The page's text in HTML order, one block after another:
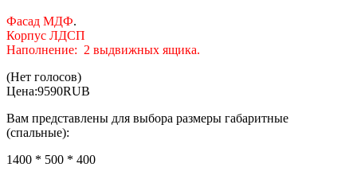
Фасад МДФ.
Корпус ЛДСП
Наполнение: 2 выдвижных ящика.
(Нет голосов)
Цена:9590RUB
Вам представлены для выбора размеры габаритные
(спальные):
1400 * 500 * 400